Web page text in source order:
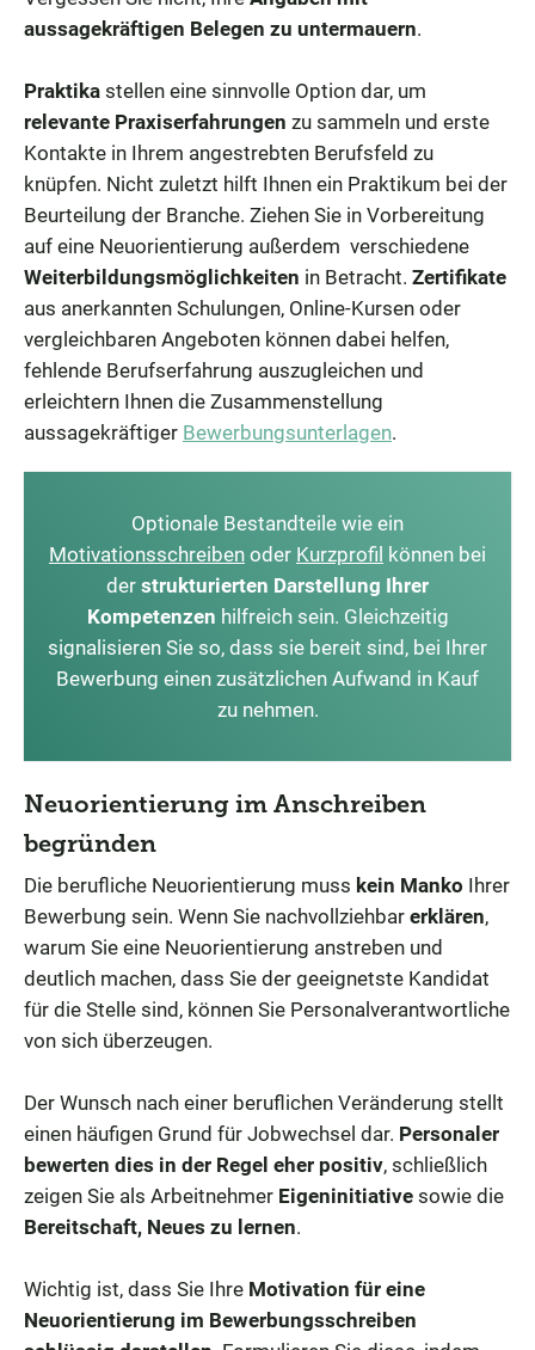
aussagekräftigen Belegen zu untermauern.
Praktika stellen eine sinnvolle Option dar, um
relevante Praxiserfahrungen zu sammeln und erste
Kontakte in Ihrem angestrebten Berufsfeld zu
knüpfen. Nicht zuletzt hilft Ihnen ein Praktikum bei der
Beurteilung der Branche. Ziehen Sie in Vorbereitung
auf eine Neuorientierung außerdem verschiedene
Weiterbildungsmöglichkeiten in Betracht. Zertifikate
aus anerkannten Schulungen, Online-Kursen oder
vergleichbaren Angeboten können dabei helfen,
fehlende Berufserfahrung auszugleichen und
erleichtern Ihnen die Zusammenstellung
aussagekräftiger Bewerbungsunterlagen.
Optionale Bestandteile wie ein
Motivationsschreiben oder Kurzprofil können bei
der strukturierten Darstellung Ihrer
Kompetenzen hilfreich sein. Gleichzeitig
signalisieren Sie so, dass sie bereit sind, bei Ihrer
Bewerbung einen zusätzlichen Aufwand in Kauf
zu nehmen.
Neuorientierung im Anschreiben
begründen
Die berufliche Neuorientierung muss kein Manko Ihrer
Bewerbung sein. Wenn Sie nachvollziehbar erklären,
warum Sie eine Neuorientierung anstreben und
deutlich machen, dass Sie der geeignetste Kandidat
für die Stelle sind, können Sie Personalverantwortliche
von sich überzeugen.
Der Wunsch nach einer beruflichen Veränderung stellt
einen häufigen Grund für Jobwechsel dar. Personaler
bewerten dies in der Regel eher positiv, schließlich
zeigen Sie als Arbeitnehmer Eigeninitiative sowie die
Bereitschaft, Neues zu lernen.
Wichtig ist, dass Sie Ihre Motivation für eine
Neuorientierung im Bewerbungsschreiben